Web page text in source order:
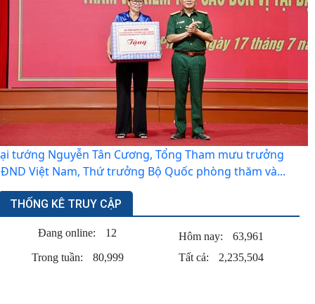
tướng Nguyễn Tân Cương, Tổng Tham mưu trưởng
Việt Nam, Thứ trưởng Bộ Quốc phòng thăm và...
THỐNG KÊ TRUY CẬP
Đang online: 12 Hôm nay:
63,961
Trong tuần:
80,999 Tất cả: 2,235,504